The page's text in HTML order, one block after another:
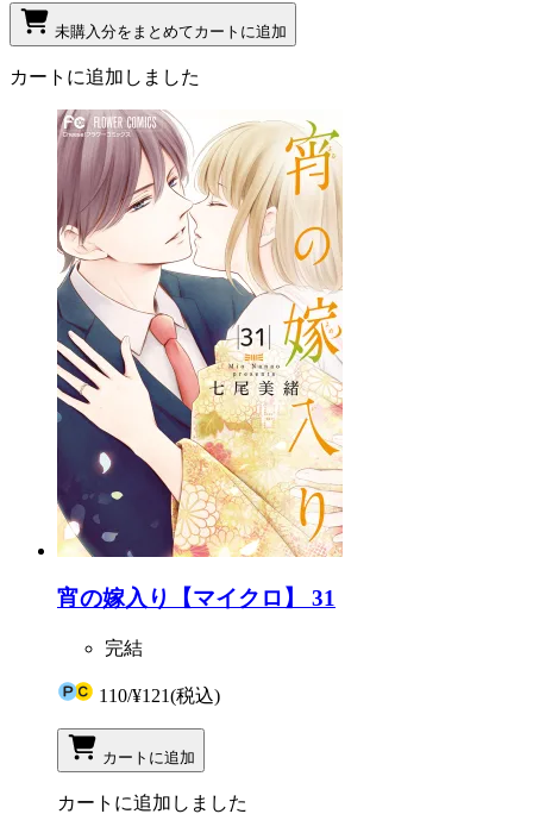
未購入分をまとめてカートに追加
カートに追加しました
宵の嫁入り【マイクロ】 31
完結
110/¥121(税込)
カートに追加
カートに追加しました